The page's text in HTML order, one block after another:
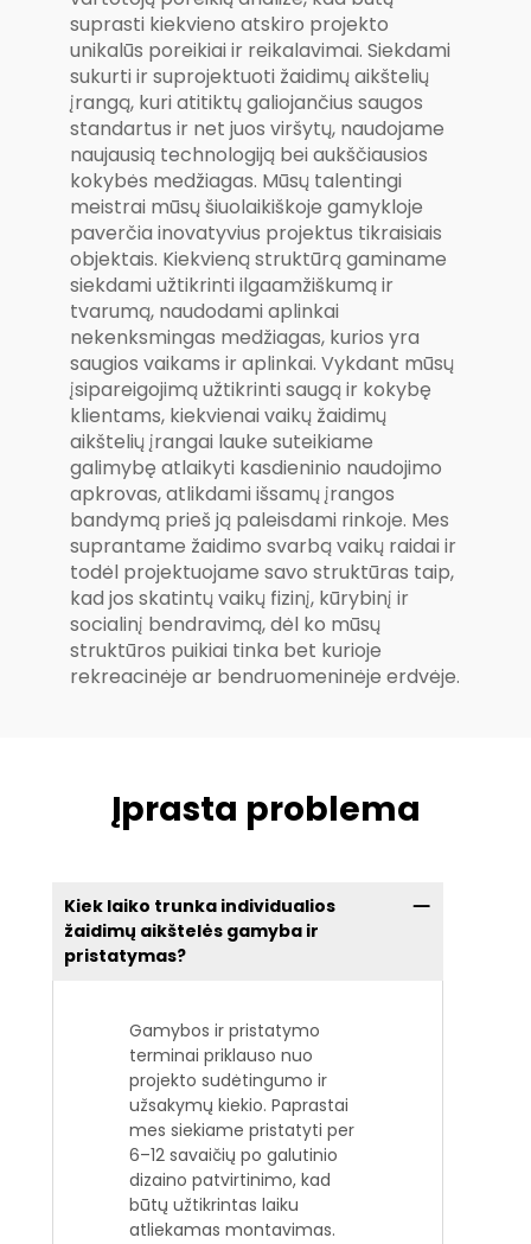
suprasti kiekvieno atskiro projekto
unikalūs poreikiai ir reikalavimai. Siekdami
sukurti ir suprojektuoti žaidimų aikštelių
įrangą, kuri atitiktų galiojančius saugos
standartus ir net juos viršytų, naudojame
naujausią technologiją bei aukščiausios
kokybės medžiagas. Mūsų talentingi
meistrai mūsų šiuolaikiškoje gamykloje
paverčia inovatyvius projektus tikraisiais
objektais. Kiekvieną struktūrą gaminame
siekdami užtikrinti ilgaamžiškumą ir
tvarumą, naudodami aplinkai
nekenksmingas medžiagas, kurios yra
saugios vaikams ir aplinkai. Vykdant mūsų
įsipareigojimą užtikrinti saugą ir kokybę
klientams, kiekvienai vaikų žaidimų
aikštelių įrangai lauke suteikiame
galimybę atlaikyti kasdieninio naudojimo
apkrovas, atlikdami išsamų įrangos
bandymą prieš ją paleisdami rinkoje. Mes
suprantame žaidimo svarbą vaikų raidai ir
todėl projektuojame savo struktūras taip,
kad jos skatintų vaikų fizinį, kūrybinį ir
socialinį bendravimą, dėl ko mūsų
struktūros puikiai tinka bet kurioje
rekreacinėje ar bendruomeninėje erdvėje.
Įprasta problema
Kiek laiko trunka individualios
žaidimų aikštelės gamyba ir
pristatymas?
Gamybos ir pristatymo
terminai priklauso nuo
projekto sudėtingumo ir
užsakymų kiekio. Paprastai
mes siekiame pristatyti per
6–12 savaičių po galutinio
dizaino patvirtinimo, kad
būtų užtikrintas laiku
atliekamas montavimas.